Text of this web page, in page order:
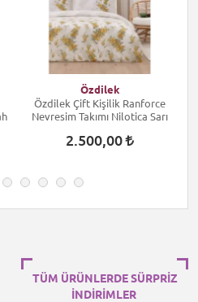
Özdilek
Özdilek Çift Kişilik Ranforce
Nevresim Takımı Nilotica Sarı
2.500,00
TÜM ÜRÜNLERDE SÜRPRİZ
İNDİRİMLER